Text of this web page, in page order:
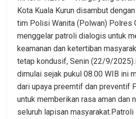
Kota Kuala Kurun disambut
tim Polisi Wanita (Polwan) Polres
menggelar patroli dialogis untuk
keamanan dan ketertiban
tetap kondusif, Senin (22/9/
dimulai sejak pukul 08.00 WIB ini
dari upaya preemtif dan preventif
untuk memberikan rasa aman dan
seluruh lapisan